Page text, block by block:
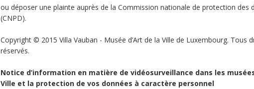
ou déposer une plainte auprès de la Commission nationale de protection des
(CNPD).
Copyright © 2015 Villa Vauban - Musée d’Art de la Ville de Luxembourg. Tous
réservés.
Notice d’information en matière de vidéosurveillance dans les
Ville et la protection de vos données à caractère personnel